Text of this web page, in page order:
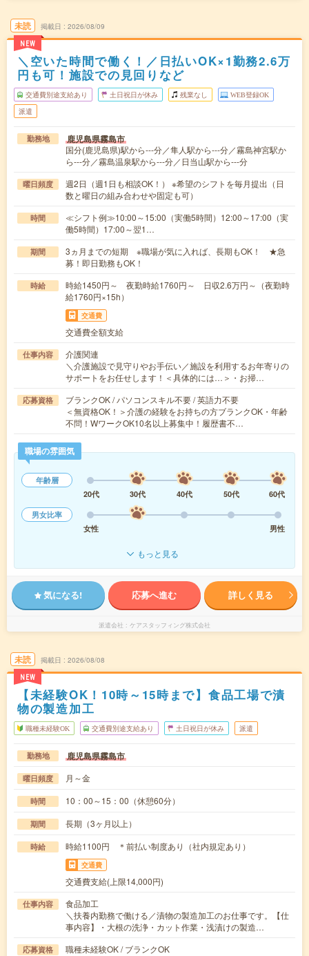
未読
NEW
掲載日 2026/08/09
＼空いた時間で働く！／日払いOK×1勤務2.6万
円も可！施設での見回りなど
交通費別途支給あり 土日祝日が休み 残業なし WEB登録OK
派遣
勤務地 鹿児島県霧島市
国分(鹿児島県)駅から---分／隼人駅から---分／霧島神宮駅か
ら---分／霧島温泉駅から---分／日当山駅から---分
曜日頻度
週2日（週1日も相談OK！） ※希望のシフトを毎月提出（日
数と曜日の組み合わせや固定も可）
時間
≪シフト例≫10:00～15:00（実働5時間）12:00～17:00（実
働5時間）17:00～翌1…
期間
3ヵ月までの短期 ※職場が気に入れば、長期もOK！ ★急
募！即日勤務もOK！
時給
時給1450円～ 夜勤時給1760円～ 日収2.6万円～（夜勤時
給1760円×15h）
交通費
交通費全額支給
仕事内容
介護関連
＼介護施設で見守りやお手伝い／施設を利用するお年寄りの
サポートをお任せします！＜具体的には…＞・お掃…
応募資格
ブランクOK / パソコンスキル不要 / 英語力不要
＜無資格OK！＞介護の経験をお持ちの方ブランクOK・年齢
不問！WワークOK10名以上募集中！履歴書不…
職場の雰囲気
年齢層
20代
30代 40代 50代
60代
男女比率
女性
男性
もっと見る
気になる! 応募へ進む 詳しく見る
派遣会社 ケアスタッフィング株式会社
未読
NEW
掲載日 2026/08/08
【未経験OK！10時～15時まで】食品工場で漬
物の製造加工
職種未経験OK 交通費別途支給あり 土日祝日が休み 派遣
勤務地 鹿児島県霧島市
曜日頻度 月～金
時間 10：00～15：00（休憩60分）
期間 長期（3ヶ月以上）
時給 時給1100円 ＊前払い制度あり（社内規定あり）
交通費
交通費支給(上限14,000円)
仕事内容
食品加工
＼扶養内勤務で働ける／漬物の製造加工のお仕事です。【仕
事内容】・大根の洗浄・カット作業・浅漬けの製造…
応募資格
職種未経験OK / ブランクOK